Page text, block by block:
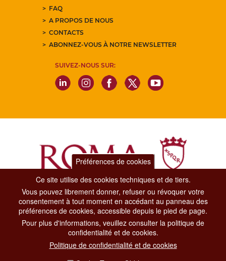
FAQ
A PROPOS DE NOUS
CONTACTS
ABONNEZ-VOUS À NOTRE NEWSLETTER
SUIVEZ-NOUS SUR:
Dipartimento Grandi Eventi, Sport, Turismo e Moda.
Via di San Basilio, 51
00187 Roma
CONTACT CENTER TEL. 06 06 08
CONTATTA LA REDAZIONE
Préférences de cookies
Ce site utilise des cookies techniques et de tiers.
Vous pouvez librement donner, refuser ou révoquer votre
consentement à tout moment en accédant au panneau des
préférences de cookies, accessible depuis le pied de page.
Pour plus d'informations, veuillez consulter la politique de
confidentialité et de cookies.
Politique de confidentialité et de cookies